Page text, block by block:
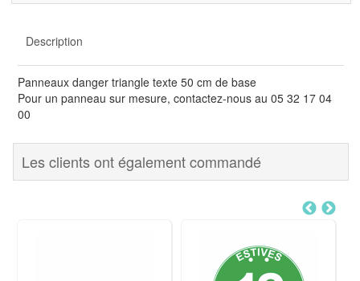
Description
Panneaux danger triangle texte 50 cm de base
Pour un panneau sur mesure, contactez-nous au 05 32 17 04
00
Les clients ont également commandé